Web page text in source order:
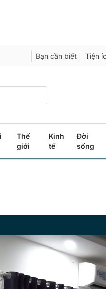
Bạn cần biết Tiện
Thế
giới
Kinh
tế
Đời
sống